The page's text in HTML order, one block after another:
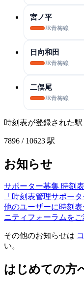
宮ノ平
JR青梅線
日向和田
JR青梅線
二俣尾
JR青梅線
時刻表が登録された駅
7896 / 10623 駅
お知らせ
サポーター募集 時刻
「時刻表管理サポー
他のユーザーに時刻
ニティフォーラムをご
その他のお知らせは
い。
はじめての方